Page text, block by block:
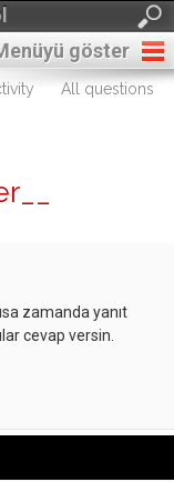
göster
All questions
zamanda yanıt
cevap versin.